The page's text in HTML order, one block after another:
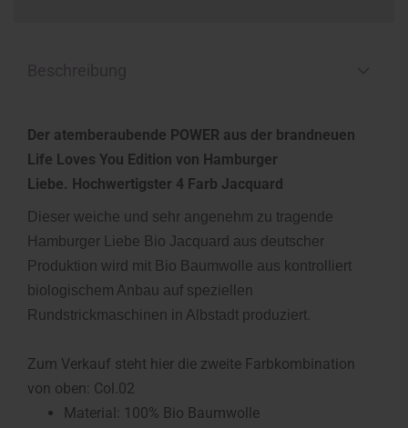
Der atemberaubende POWER aus der brandneuen
Life Loves You Edition von Hamburger
Liebe. Hochwertigster 4 Farb Jacquard
Dieser weiche und sehr angenehm zu tragende
Hamburger Liebe Bio Jacquard aus deutscher
Produktion wird mit Bio Baumwolle aus kontrolliert
biologischem Anbau auf speziellen
Rundstrickmaschinen in Albstadt produziert
Zum Verkauf steht hier die zweite Farbkombination
von oben: Col.02
Material: 100% Bio Baumwolle